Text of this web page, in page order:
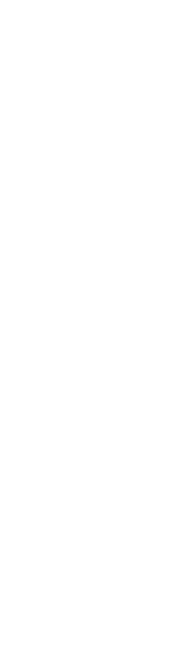
ント
ト
フレームワークに適応する開発
意事項
ます